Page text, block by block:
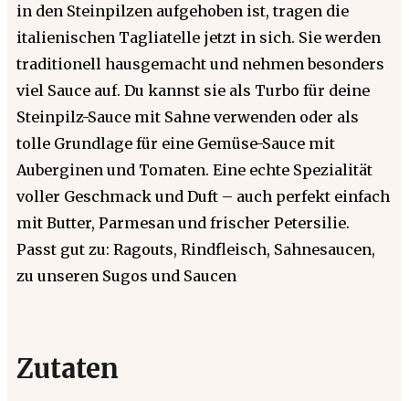
in den Steinpilzen aufgehoben ist, tragen die
italienischen Tagliatelle jetzt in sich. Sie werden
traditionell hausgemacht und nehmen besonders
viel Sauce auf. Du kannst sie als Turbo für deine
Steinpilz-Sauce mit Sahne verwenden oder als
tolle Grundlage für eine Gemüse-Sauce mit
Auberginen und Tomaten. Eine echte Spezialität
voller Geschmack und Duft – auch perfekt einfach
mit Butter, Parmesan und frischer Petersilie.
Passt gut zu: Ragouts, Rindfleisch, Sahnesaucen,
zu unseren Sugos und Saucen
Zutaten